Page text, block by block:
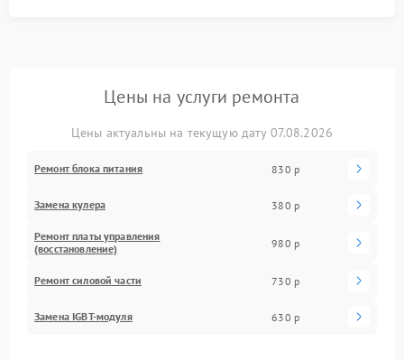
Цены на услуги ремонта
Цены актуальны на текущую дату 07.08.2026
Ремонт блока питания 830 р
Замена кулера 380 р
Ремонт платы управления
(восстановление)
980 р
Ремонт силовой части 730 р
Замена IGBT-модуля 630 р